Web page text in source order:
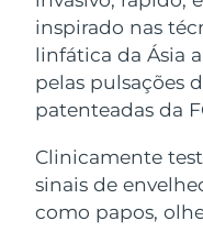
inspirado nas
linfática da Ásia
pelas pulsações
patenteadas da
Clinicamente
sinais de
como papos,
For
UFO™
Deep
UFO™
Near-
device
issa™
Hybrid
issa™
Smart
TRATAMENTO
FAQ™
Brunei
Bulgária
Canadá
Chile